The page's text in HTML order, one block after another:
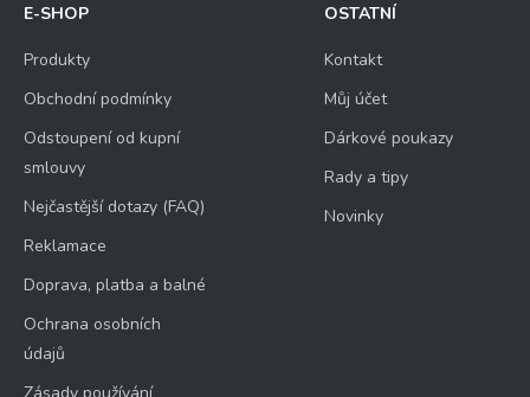
E-SHOP
Produkty
Obchodní podmínky
Odstoupení od kupní
smlouvy
Nejčastější dotazy (FAQ)
Reklamace
Doprava, platba a balné
Ochrana osobních
údajů
Zásady používání
OSTATNÍ
Kontakt
Můj účet
Dárkové poukazy
Rady a tipy
Novinky